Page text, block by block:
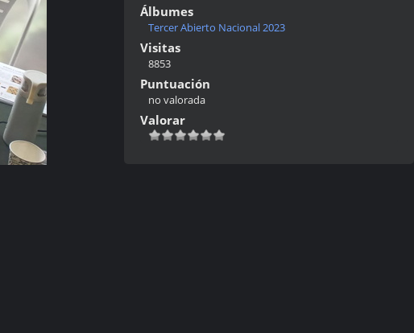
Álbumes
Tercer Abierto Nacional 2023
Visitas
8853
Puntuación
no valorada
Valorar